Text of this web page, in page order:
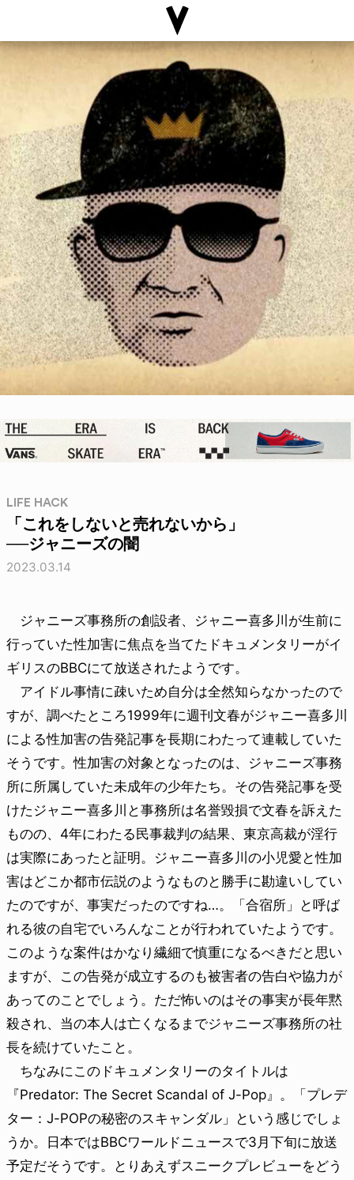
LIFE HACK
「これをしないと売れないから」
──ジャニーズの闇
2023.03.14
ジャニーズ事務所の創設者、ジャニー喜多川が生前に
行っていた性加害に焦点を当てたドキュメンタリーがイ
ギリスのBBCにて放送されたようです。
アイドル事情に疎いため自分は全然知らなかったので
すが、調べたところ1999年に週刊文春がジャニー喜多川
による性加害の告発記事を長期にわたって連載していた
そうです。性加害の対象となったのは、ジャニーズ事務
所に所属していた未成年の少年たち。その告発記事を受
けたジャニー喜多川と事務所は名誉毀損で文春を訴えた
ものの、4年にわたる民事裁判の結果、東京高裁が淫行
は実際にあったと証明。ジャニー喜多川の小児愛と性加
害はどこか都市伝説のようなものと勝手に勘違いしてい
たのですが、事実だったのですね…。「合宿所」と呼ば
れる彼の自宅でいろんなことが行われていたようです。
このような案件はかなり繊細で慎重になるべきだと思い
ますが、この告発が成立するのも被害者の告白や協力が
あってのことでしょう。ただ怖いのはその事実が長年黙
殺され、当の本人は亡くなるまでジャニーズ事務所の社
長を続けていたこと。
ちなみにこのドキュメンタリーのタイトルは
『Predator: The Secret Scandal of J-Pop』。「プレデ
ター：J-POPの秘密のスキャンダル」という感じでしょ
うか。日本ではBBCワールドニュースで3月下旬に放送
予定だそうです。とりあえずスニークプレビューをどう